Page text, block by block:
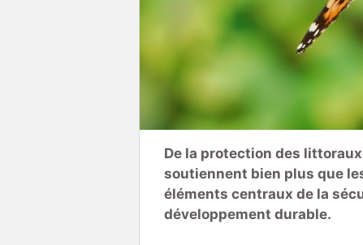
De la protection des littoraux
soutiennent bien plus que
éléments centraux de la
développement durable.